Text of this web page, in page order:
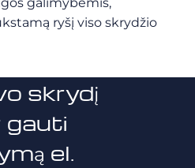
ryšį viso skrydžio
skrydį
gauti
el.